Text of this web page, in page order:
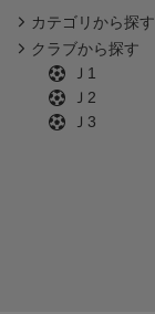
カテゴリから探す
クラブから探す
Ｊ1
Ｊ2
Ｊ3